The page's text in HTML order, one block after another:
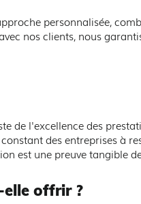
personnalisée,
nos clients, nous
de l'excellence des
des entreprises à
est une preuve tangible
elle offrir ?